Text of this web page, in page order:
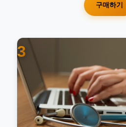
구매하기
3